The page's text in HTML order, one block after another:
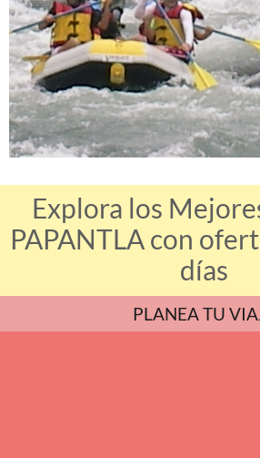
Explora los
PAPANTLA con
días
PLANEA TU